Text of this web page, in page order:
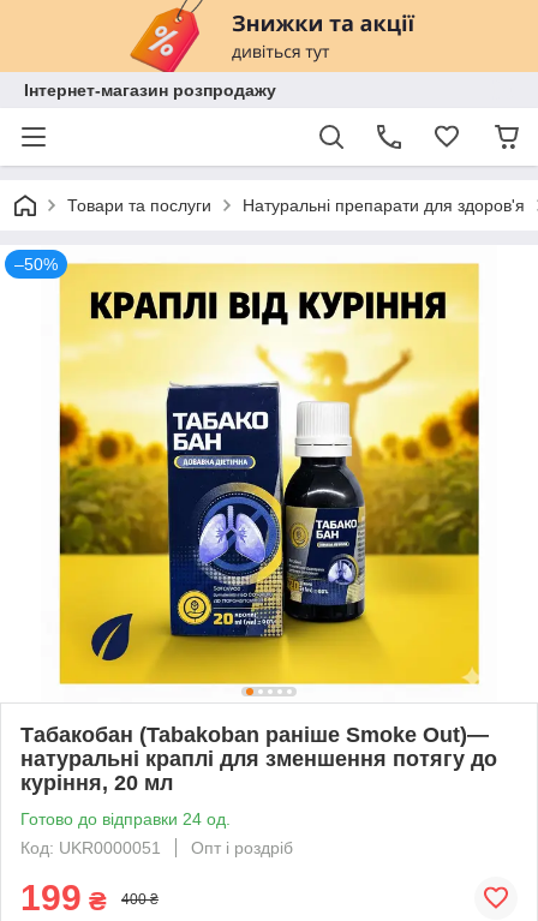
Інтернет-магазин розпродажу
Товари та послуги Натуральні препарати для здоров'я
–50%
Табакобан (Tabakoban раніше Smoke Out)—
натуральні краплі для зменшення потягу до
куріння, 20 мл
Готово до відправки 24 од.
Код: UKR0000051
Опт і роздріб
199 ₴ 400 ₴